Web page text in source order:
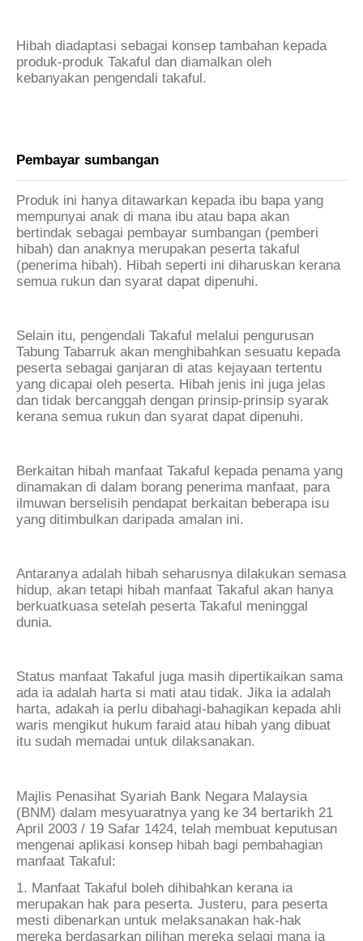
Hibah diadaptasi sebagai konsep tambahan kepada
produk-produk Takaful dan diamalkan oleh
kebanyakan pengendali takaful.
Pembayar sumbangan
Produk ini hanya ditawarkan kepada ibu bapa yang
mempunyai anak di mana ibu atau bapa akan
bertindak sebagai pembayar sumbangan (pemberi
hibah) dan anaknya merupakan peserta takaful
(penerima hibah). Hibah seperti ini diharuskan kerana
semua rukun dan syarat dapat dipenuhi.
Selain itu, pengendali Takaful melalui pengurusan
Tabung Tabarruk akan menghibahkan sesuatu kepada
peserta sebagai ganjaran di atas kejayaan tertentu
yang dicapai oleh peserta. Hibah jenis ini juga jelas
dan tidak bercanggah dengan prinsip-prinsip syarak
kerana semua rukun dan syarat dapat dipenuhi.
Berkaitan hibah manfaat Takaful kepada penama yang
dinamakan di dalam borang penerima manfaat, para
ilmuwan berselisih pendapat berkaitan beberapa isu
yang ditimbulkan daripada amalan ini.
Antaranya adalah hibah seharusnya dilakukan semasa
hidup, akan tetapi hibah manfaat Takaful akan hanya
berkuatkuasa setelah peserta Takaful meninggal
dunia.
Status manfaat Takaful juga masih dipertikaikan sama
ada ia adalah harta si mati atau tidak. Jika ia adalah
harta, adakah ia perlu dibahagi-bahagikan kepada ahli
waris mengikut hukum faraid atau hibah yang dibuat
itu sudah memadai untuk dilaksanakan.
Majlis Penasihat Syariah Bank Negara Malaysia
(BNM) dalam mesyuaratnya yang ke 34 bertarikh 21
April 2003 / 19 Safar 1424, telah membuat keputusan
mengenai aplikasi konsep hibah bagi pembahagian
manfaat Takaful:
1. Manfaat Takaful boleh dihibahkan kerana ia
merupakan hak para peserta. Justeru, para peserta
mesti dibenarkan untuk melaksanakan hak-hak
mereka berdasarkan pilihan mereka selagi mana ia